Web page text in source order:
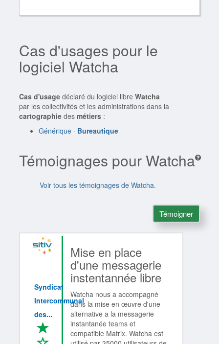
Cas d'usages pour le
logiciel Watcha
Cas d'usage déclaré du logiciel libreWatcha
par les collectivités et les administrations dans la
cartographie desmétiers :
Générique · Bureautique
Témoignages pour Watcha
Voir tous les témoignages de Watcha.
Témoigner
Syndicat
Intercommunal
des...
Mise en place
d'une messagerie
instentannée libre
Watcha nous a accompagné
dans la mise en œuvre d'une
alternative a la messagerie
instantanée teams et
compatible Matrix. Watcha est